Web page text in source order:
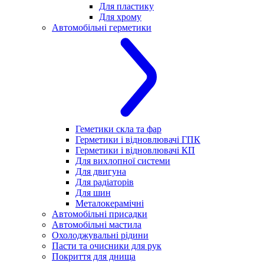
Для пластику
Для хрому
Автомобільні герметики
Геметики скла та фар
Герметики і відновлювачі ГПК
Герметики і відновлювачі КП
Для вихлопної системи
Для двигуна
Для радіаторів
Для шин
Металокерамічні
Автомобільні присадки
Автомобільні мастила
Охолоджувальні рідини
Пасти та очисники для рук
Покриття для днища